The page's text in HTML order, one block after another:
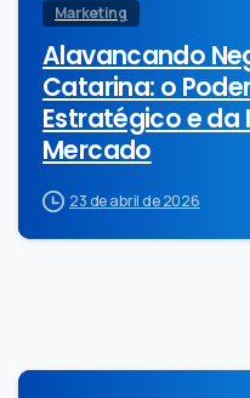
Marketing
Alavancando
Catarina: o
Estratégico e da
Mercado
23 de abril de 2026